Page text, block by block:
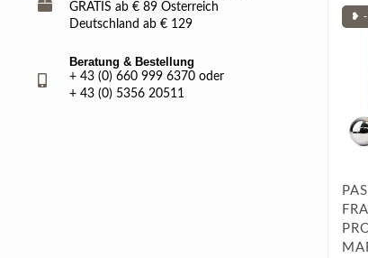
GRATIS ab € 89 Österreich
Deutschland ab € 129
Beratung & Bestellung
+ 43 (0) 660 999 6370 oder
+ 43 (0) 5356 20511
❥ -